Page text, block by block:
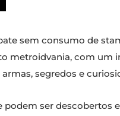
sem consumo de
metroidvania, com um
segredos e
ser descobertos